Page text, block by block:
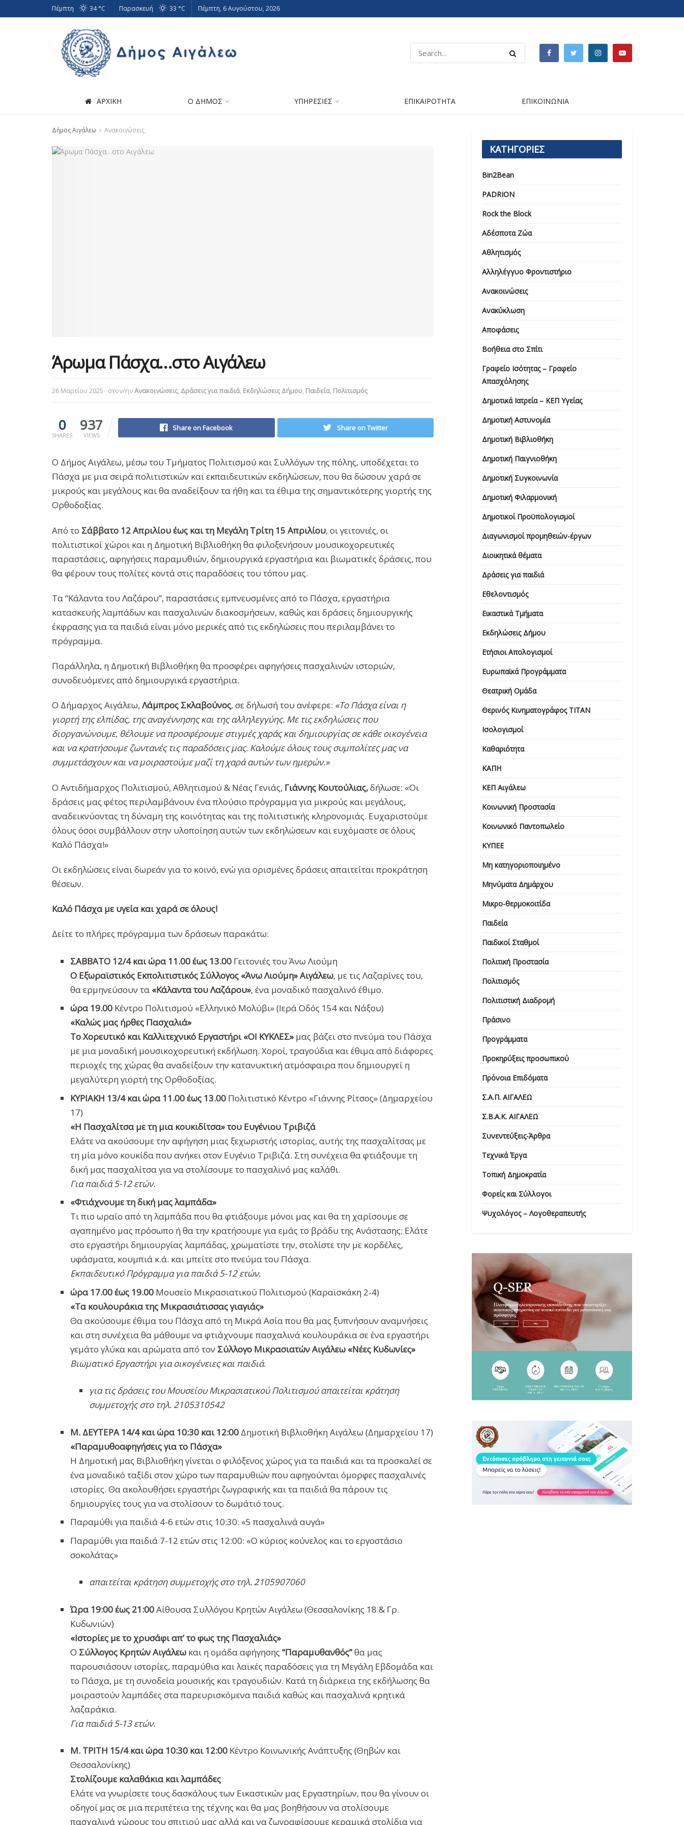
Πέμπτη 34 °C Παρασκευή 33 °C Πέμπτη, 6 Αυγούστου, 2026
ΑΡΧΙΚΗ Ο ΔΗΜΟΣ ΥΠΗΡΕΣΙΕΣ ΕΠΙΚΑΙΡΟΤΗΤΑ ΕΠΙΚΟΙΝΩΝΙΑ
Δήμος Αιγάλεω Ανακοινώσεις
Άρωμα Πάσχα…στο Αιγάλεω
26 Μαρτίου 2025 στον/ηνΑνακοινώσεις, Δράσεις για παιδιά, Εκδηλώσεις Δήμου, Παιδεία, Πολιτισμός
0
SHARES
937
VIEWS
Share on Facebook Share on Twitter
Ο Δήμος Αιγάλεω, μέσω του Τμήματος Πολιτισμού και Συλλόγων της πόλης, υποδέχεται το
Πάσχα με μια σειρά πολιτιστικών και εκπαιδευτικών εκδηλώσεων, που θα δώσουν χαρά σε
μικρούς και μεγάλους και θα αναδείξουν τα ήθη και τα έθιμα της σημαντικότερης γιορτής της
Ορθοδοξίας.
Από το Σάββατο 12 Απριλίου έως και τη Μεγάλη Τρίτη 15 Απριλίου, οι γειτονιές, οι
πολιτιστικοί χώροι και η Δημοτική Βιβλιοθήκη θα φιλοξενήσουν μουσικοχορευτικές
παραστάσεις, αφηγήσεις παραμυθιών, δημιουργικά εργαστήρια και βιωματικές δράσεις, που
θα φέρουν τους πολίτες κοντά στις παραδόσεις του τόπου μας.
Τα “Κάλαντα του Λαζάρου”, παραστάσεις εμπνευσμένες από το Πάσχα, εργαστήρια
κατασκευής λαμπάδων και πασχαλινών διακοσμήσεων, καθώς και δράσεις δημιουργικής
έκφρασης για τα παιδιά είναι μόνο μερικές από τις εκδηλώσεις που περιλαμβάνει το
πρόγραμμα.
Παράλληλα, η Δημοτική Βιβλιοθήκη θα προσφέρει αφηγήσεις πασχαλινών ιστοριών,
συνοδευόμενες από δημιουργικά εργαστήρια.
Ο Δήμαρχος Αιγάλεω, Λάμπρος Σκλαβούνος, σε δήλωσή του ανέφερε: «Το Πάσχα είναι η
γιορτή της ελπίδας, της αναγέννησης και της αλληλεγγύης. Με τις εκδηλώσεις που
διοργανώνουμε, θέλουμε να προσφέρουμε στιγμές χαράς και δημιουργίας σε κάθε οικογένεια
και να κρατήσουμε ζωντανές τις παραδόσεις μας. Καλούμε όλους τους συμπολίτες μας να
συμμετάσχουν και να μοιραστούμε μαζί τη χαρά αυτών των ημερών.»
Ο Αντιδήμαρχος Πολιτισμού, Αθλητισμού & Νέας Γενιάς, Γιάννης Κουτούλιας,δήλωσε: «Οι
δράσεις μας φέτος περιλαμβάνουν ένα πλούσιο πρόγραμμα για μικρούς και μεγάλους,
αναδεικνύοντας τη δύναμη της κοινότητας και της πολιτιστικής κληρονομιάς. Ευχαριστούμε
όλους όσοι συμβάλλουν στην υλοποίηση αυτών των εκδηλώσεων και ευχόμαστε σε όλους
Καλό Πάσχα!»
Οι εκδηλώσεις είναι δωρεάν για το κοινό, ενώ για ορισμένες δράσεις απαιτείται προκράτηση
θέσεων.
Καλό Πάσχα με υγεία και χαρά σε όλους!
Δείτε το πλήρες πρόγραμμα των δράσεων παρακάτω:
ΣΑΒΒΑΤΟ 12/4 και ώρα 11.00 έως 13.00 Γειτονιές του Άνω Λιούμη
Ο Εξωραϊστικός Εκπολιτιστικός Σύλλογος «Άνω Λιούμη» Αιγάλεω, με τις Λαζαρίνες του,
θα ερμηνεύσουν τα «Κάλαντα του Λαζάρου», ένα μοναδικό πασχαλινό έθιμο.
ώρα 19.00 Κέντρο Πολιτισμού «Ελληνικό Μολύβι» (Ιερά Οδός 154 και Νάξου)
«Καλώς μας ήρθες Πασχαλιά»
Το Χορευτικό και Καλλιτεχνικό Εργαστήρι «ΟΙ ΚΥΚΛΕΣ»μας βάζει στο πνεύμα του Πάσχα
με μια μοναδική μουσικοχορευτική εκδήλωση. Χοροί, τραγούδια και έθιμα από διάφορες
περιοχές της χώρας θα αναδείξουν την κατανυκτική ατμόσφαιρα που δημιουργεί η
μεγαλύτερη γιορτή της Ορθοδοξίας.
ΚΥΡΙΑΚΗ 13/4 και ώρα 11.00 έως 13.00 Πολιτιστικό Κέντρο «Γιάννης Ρίτσος» (Δημαρχείου
17)
«Η Πασχαλίτσα με τη μια κουκιδίτσα» του Ευγένιου Τριβιζά
Ελάτε να ακούσουμε την αφήγηση μιας ξεχωριστής ιστορίας, αυτής της πασχαλίτσας με
τη μία μόνο κουκίδα που ανήκει στον Ευγένιο Τριβιζά. Στη συνέχεια θα φτιάξουμε τη
δική μας πασχαλίτσα για να στολίσουμε το πασχαλινό μας καλάθι.
Για παιδιά 5-12 ετών.
«Φτιάχνουμε τη δική μας λαμπάδα»
Τι πιο ωραίο από τη λαμπάδα που θα φτιάξουμε μόνοι μας και θα τη χαρίσουμε σε
αγαπημένο μας πρόσωπο ή θα την κρατήσουμε για εμάς το βράδυ της Ανάστασης; Ελάτε
στο εργαστήρι δημιουργίας λαμπάδας, χρωματίστε την, στολίστε την με κορδέλες,
υφάσματα, κουμπιά κ.ά. και μπείτε στο πνεύμα του Πάσχα.
Εκπαιδευτικό Πρόγραμμα για παιδιά 5-12 ετών.
ώρα 17.00 έως 19.00 Μουσείο Μικρασιατικού Πολιτισμού (Καραϊσκάκη 2-4)
«Τα κουλουράκια της Μικρασιάτισσας γιαγιάς»
Θα ακούσουμε έθιμα του Πάσχα από τη Μικρά Ασία που θα μας ξυπνήσουν αναμνήσεις
και στη συνέχεια θα μάθουμε να φτιάχνουμε πασχαλινά κουλουράκια σε ένα εργαστήρι
γεμάτο γλύκα και αρώματα από τον Σύλλογο Μικρασιατών Αιγάλεω «Νέες Κυδωνίες»
Βιωματικό Εργαστήρι για οικογένειες και παιδιά.
για τις δράσεις του Μουσείου Μικρασιατικού Πολιτισμού απαιτείται κράτηση
συμμετοχής στο τηλ. 2105310542
Μ. ΔΕΥΤΕΡΑ 14/4 και ώρα 10:30 και 12:00 Δημοτική Βιβλιοθήκη Αιγάλεω (Δημαρχείου 17)
«Παραμυθοαφηγήσεις για το Πάσχα»
Η Δημοτική μας Βιβλιοθήκη γίνεται ο φιλόξενος χώρος για τα παιδιά και τα προσκαλεί σε
ένα μοναδικό ταξίδι στον χώρο των παραμυθιών που αφηγούνται όμορφες πασχαλινές
ιστορίες. Θα ακολουθήσει εργαστήρι ζωγραφικής και τα παιδιά θα πάρουν τις
δημιουργίες τους για να στολίσουν το δωμάτιό τους.
Παραμύθι για παιδιά 4-6 ετών στις 10:30: «5 πασχαλινά αυγά»
Παραμύθι για παιδιά 7-12 ετών στις 12:00: «Ο κύριος κούνελος και το εργοστάσιο
σοκολάτας»
απαιτείται κράτηση συμμετοχής στο τηλ. 2105907060
Ώρα 19:00 έως 21:00Αίθουσα Συλλόγου Κρητών Αιγάλεω (Θεσσαλονίκης 18 & Γρ.
Κυδωνιών)
«Ιστορίες με το χρυσάφι απ’ το φως της Πασχαλιάς»
Ο Σύλλογος Κρητών Αιγάλεω και η ομάδα αφήγησης“Παραμυθανθός”θα μας
παρουσιάσουν ιστορίες, παραμύθια και λαϊκές παραδόσεις για τη Μεγάλη Εβδομάδα και
το Πάσχα, με τη συνοδεία μουσικής και τραγουδιών. Κατά τη διάρκεια της εκδήλωσης θα
μοιραστούν λαμπάδες στα παρευρισκόμενα παιδιά καθώς και πασχαλινά κρητικά
λαζαράκια.
Για παιδιά 5-13 ετών.
Μ. ΤΡΙΤΗ 15/4 και ώρα 10:30 και 12:00 Κέντρο Κοινωνικής Ανάπτυξης (Θηβών και
Θεσσαλονίκης)
Στολίζουμε καλαθάκια και λαμπάδες
Ελάτε να γνωρίσετε τους δασκάλους των Εικαστικών μας Εργαστηρίων, που θα γίνουν οι
οδηγοί μας σε μια περιπέτεια της τέχνης και θα μας βοηθήσουν να στολίσουμε
πασχαλινά χώρους του σπιτιού μας αλλά και να ζωγραφίσουμε κεραμικά στολίδια για
ΚΑΤΗΓΟΡΙΕΣ
Bin2Bean
PADRION
Rock the Block
Αδέσποτα Ζώα
Αθλητισμός
Αλληλέγγυο Φροντιστήριο
Ανακοινώσεις
Ανακύκλωση
Αποφάσεις
Βοήθεια στο Σπίτι
Γραφείο Ισότητας – Γραφείο
Απασχόλησης
Δημοτικά Ιατρεία – ΚΕΠ Υγείας
Δημοτική Αστυνομία
Δημοτική Βιβλιοθήκη
Δημοτική Παιγνιοθήκη
Δημοτική Συγκοινωνία
Δημοτική Φιλαρμονική
Δημοτικοί Προϋπολογισμοί
Διαγωνισμοί προμηθειών-έργων
Διοικητικά θέματα
Δράσεις για παιδιά
Εθελοντισμός
Εικαστικά Τμήματα
Εκδηλώσεις Δήμου
Ετήσιοι Απολογισμοί
Ευρωπαϊκά Προγράμματα
Θεατρική Ομάδα
Θερινός Κινηματογράφος ΤΙΤΑΝ
Ισολογισμοί
Καθαριότητα
ΚΑΠΗ
ΚΕΠ Αιγάλεω
Κοινωνική Προστασία
Κοινωνικό Παντοπωλείο
ΚΥΠΕΕ
Μη κατηγοριοποιημένο
Μηνύματα Δημάρχου
Μικρο-θερμοκοιτίδα
Παιδεία
Παιδικοί Σταθμοί
Πολιτική Προστασία
Πολιτισμός
Πολιτιστική Διαδρομή
Πράσινο
Προγράμματα
Προκηρύξεις προσωπικού
Πρόνοια Επιδόματα
Σ.Α.Π. ΑΙΓΑΛΕΩ
Σ.Β.Α.Κ. ΑΙΓΑΛΕΩ
Συνεντεύξεις-Άρθρα
Τεχνικά Έργα
Τοπική Δημοκρατία
Φορείς και Σύλλογοι
Ψυχολόγος – Λογοθεραπευτής